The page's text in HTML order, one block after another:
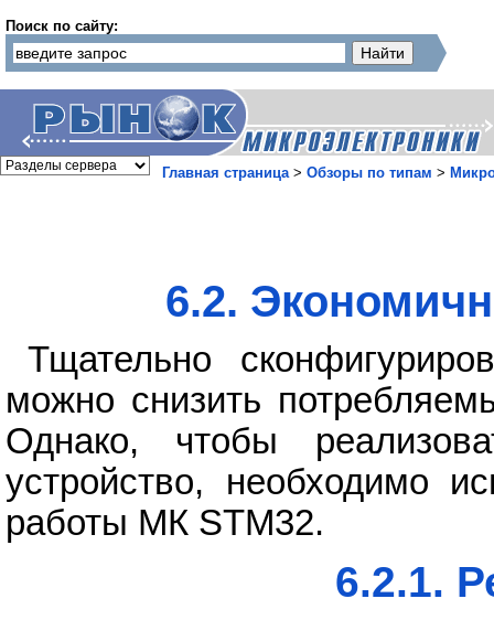
Поиск по сайту:
Главная страница> Обзоры по типам >
6.2.
Тщательно
можно снизить
Однако, чтобы
устройство, необходимо
работы МК STM32.
6.2.1.